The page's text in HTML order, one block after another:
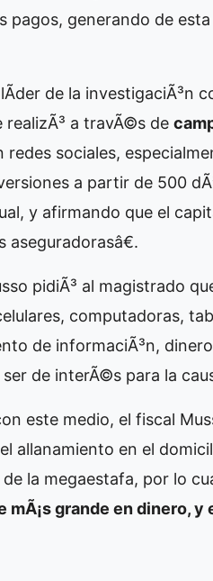
pagos, generando de
de la investigaciÃ³n
realizÃ³ a travÃ©s de
redes sociales,
a partir de 500
y afirmando que el
aseguradorasâ€.
pidiÃ³ al magistrado
computadoras,
de informaciÃ³n,
de interÃ©s para la
este medio, el fiscal
allanamiento en el
la megaestafa, por lo
grande en dinero, y